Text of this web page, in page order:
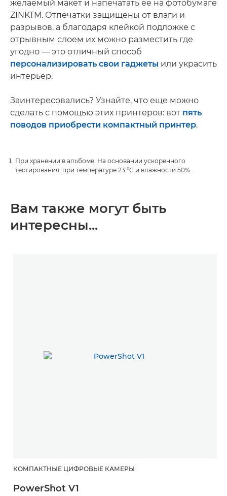
желаемый макет и напечатать ее на фотобумаге
ZINKTM. Отпечатки защищены от влаги и
разрывов, а благодаря клейкой подложке с
отрывным слоем их можно разместить где
угодно — это отличный способ
персонализировать свои гаджеты или украсить
интерьер.
Заинтересовались? Узнайте, что еще можно
сделать с помощью этих принтеров: вот пять
поводов приобрести компактный принтер.
При хранении в альбоме. На основании ускоренного
тестирования, при температуре 23 °C и влажности 50%.
Вам также могут быть
интересны...
КОМПАКТНЫЕ ЦИФРОВЫЕ КАМЕРЫ
PowerShot V1